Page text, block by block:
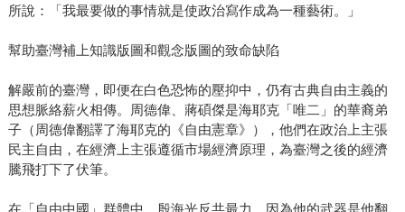
所說：「我最要做的事情就是使政治寫作成為一種藝術。」
幫助臺灣補上知識版圖和觀念版圖的致命缺陷
解嚴前的臺灣，即便在白色恐怖的壓抑中，仍有古典自由主義的
思想脈絡薪火相傳。周德偉、蔣碩傑是海耶克「唯二」的華裔弟
子（周德偉翻譯了海耶克的《自由憲章》），他們在政治上主張
民主自由，在經濟上主張遵循市場經濟原理，為臺灣之後的經濟
騰飛打下了伏筆。
在「自由中國」群體中，殷海光反共最力，因為他的武器是他翻